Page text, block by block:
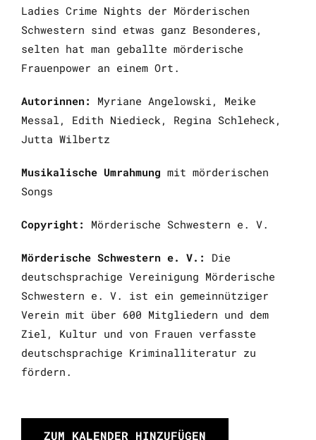
Ladies Crime Nights der Mörderischen
Schwestern sind etwas ganz Besonderes,
selten hat man geballte mörderische
Frauenpower an einem Ort.
Autorinnen: Myriane Angelowski, Meike
Messal, Edith Niedieck, Regina Schleheck,
Jutta Wilbertz
Musikalische Umrahmung mit mörderischen
Songs
Copyright: Mörderische Schwestern e. V.
Mörderische Schwestern e. V.: Die
deutschsprachige Vereinigung Mörderische
Schwestern e. V. ist ein gemeinnütziger
Verein mit über 600 Mitgliedern und dem
Ziel, Kultur und von Frauen verfasste
deutschsprachige Kriminalliteratur zu
fördern.
ZUM KALENDER HINZUFÜGEN